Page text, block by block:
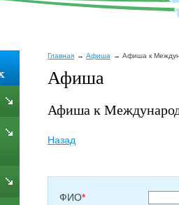
Главная Афиша Афиша к
Афиша
Афиша к
Назад
ФИО*